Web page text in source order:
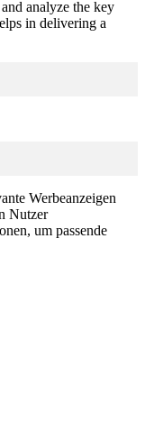
analyze the key
in delivering a
Werbeanzeigen
Nutzer
um passende